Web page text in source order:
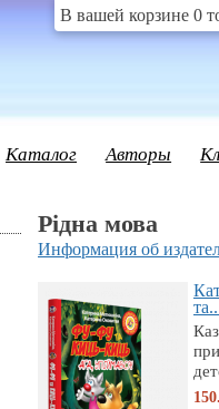
В вашей корзине 0
Каталог Авторы
Рідна мова
Информация об